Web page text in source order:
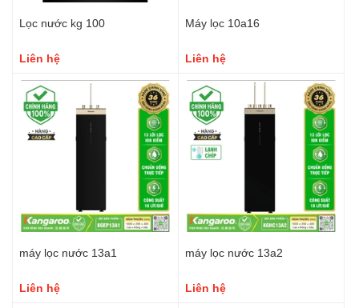
Lọc nước kg 100
Liên hệ
Máy lọc 10a16
Liên hệ
máy lọc nước 13a1
Liên hệ
máy lọc nước 13a2
Liên hệ